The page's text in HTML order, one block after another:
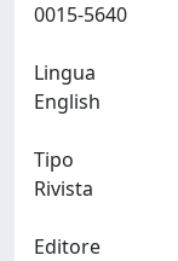
Lingua
Tipo
Rivista
Editore